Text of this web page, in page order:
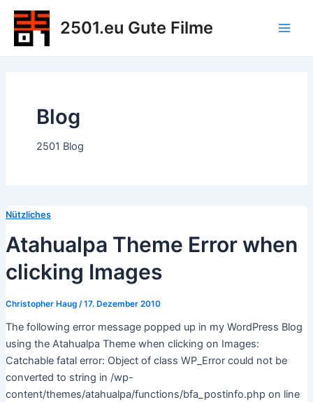
Zum
Inhalt
springen
2501.eu Gute Filme
Blog
2501 Blog
Nützliches
Atahualpa Theme Error when
clicking Images
Christopher Haug /17. Dezember 2010
The following error message popped up in my WordPress Blog
using the Atahualpa Theme when clicking on Images:
Catchable fatal error: Object of class WP_Error could not be
converted to string in /wp-
content/themes/atahualpa/functions/bfa_postinfo.php on line